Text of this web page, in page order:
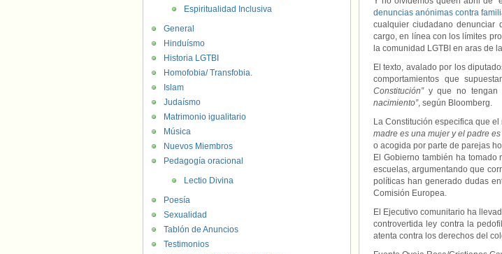
denuncias anónimas contra
cualquier ciudadano denunciar
cargo, en línea con los límites
la comunidad LGTBI en aras de
El texto, avalado por los
comportamientos que
Constitución”y que no tengan
nacimiento”, según Bloomberg.
La Constitución especifica que
madre es una mujer y el padre es
o acogida por parte de parejas
El Gobierno también ha
escuelas, argumentando que
políticas han generado dudas
Comisión Europea.
El Ejecutivo comunitario ha
controvertida ley contra la
atenta contra los derechos del
Espiritualidad Inclusiva
General
Hinduísmo
Historia LGTBI
Homofobia/ Transfobia.
Islam
Judaísmo
Matrimonio igualitario
Música
Nuevos Miembros
Pedagogía oracional
Lectio Divina
Poesía
Sexualidad
Tablón de Anuncios
Testimonios